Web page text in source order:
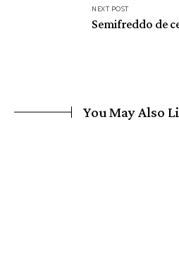
NEXT POST
Semifreddo de
You May Also